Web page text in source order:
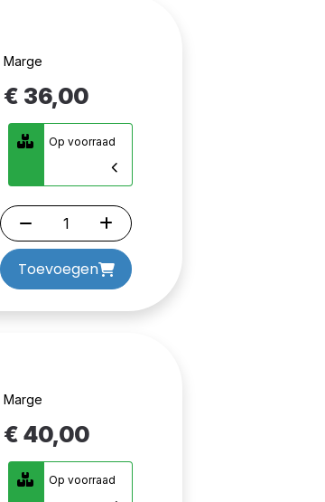
Marge
€ 36,00
Op voorraad
Toevoegen
Marge
€ 40,00
Op voorraad